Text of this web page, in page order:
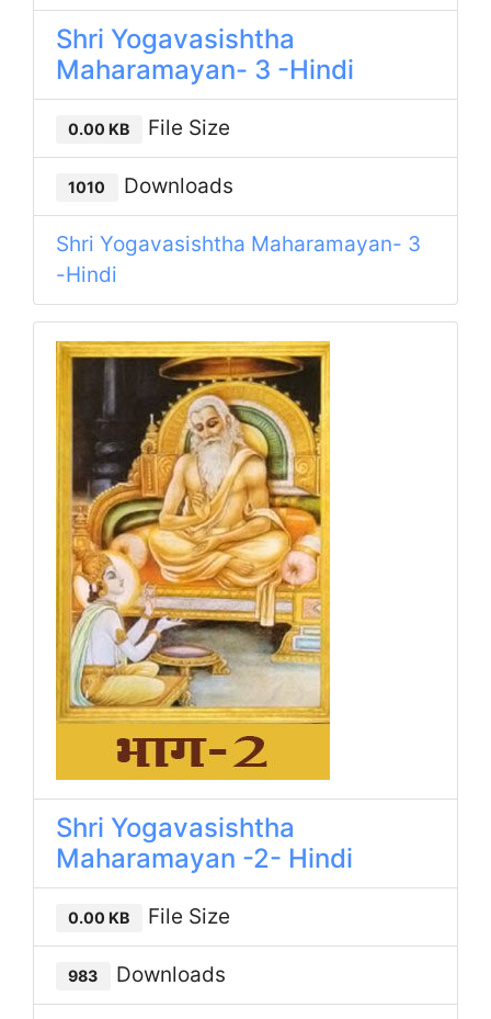
Shri Yogavasishtha
Maharamayan- 3 -Hindi
0.00 KB File Size
1010 Downloads
Shri Yogavasishtha Maharamayan- 3
-Hindi
Shri Yogavasishtha
Maharamayan -2- Hindi
0.00 KB File Size
983 Downloads